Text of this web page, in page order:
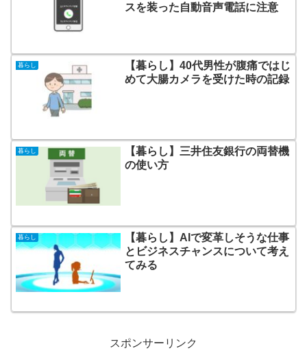
スを装った自動音声電話に注意
暮らし
【暮らし】40代男性が腹痛ではじ
めて大腸カメラを受けた時の記録
暮らし
【暮らし】三井住友銀行の両替機
の使い方
暮らし
【暮らし】AIで変革しそうな仕事
とビジネスチャンスについて考え
てみる
スポンサーリンク